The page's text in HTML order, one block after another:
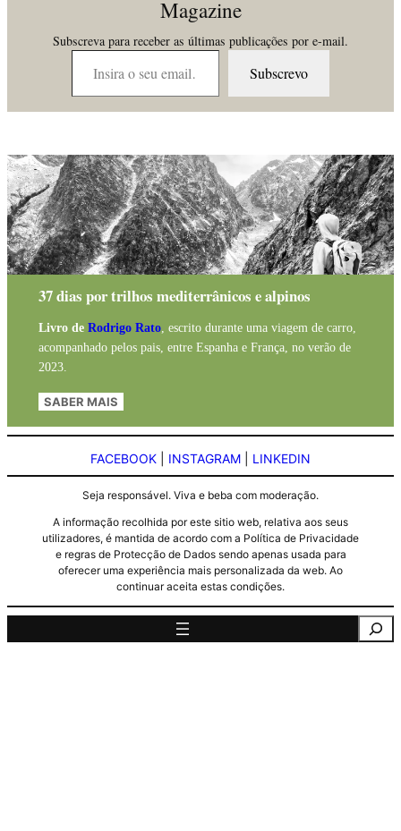
Magazine
Subscreva para receber as últimas publicações por e-mail.
Insira o seu email…
Subscrevo
37 dias por trilhos mediterrânicos e alpinos
Livro de Rodrigo Rato, escrito durante uma viagem de carro,
acompanhado pelos pais, entre Espanha e França, no verão de
2023.
SABER MAIS
FACEBOOK INSTAGRAM LINKEDIN
Seja responsável. Viva e beba com moderação.
A informação recolhida por este sitio web, relativa aos seus
utilizadores, é mantida de acordo com a Política de Privacidade
e regras de Protecção de Dados sendo apenas usada para
oferecer uma experiência mais personalizada da web. Ao
continuar aceita estas condições.